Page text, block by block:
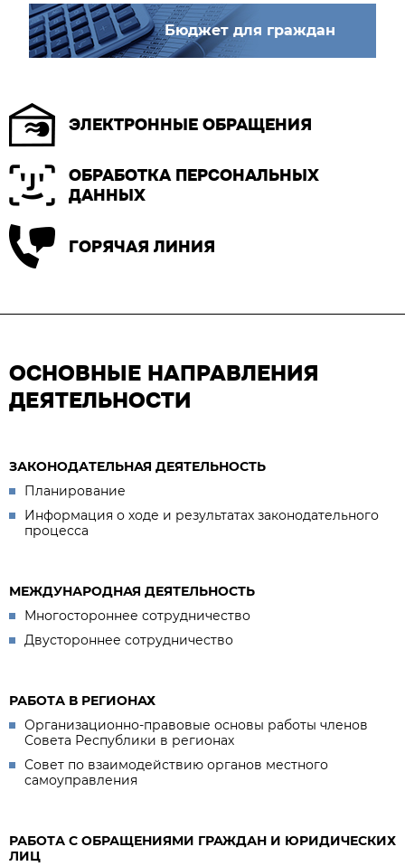
Бюджет для граждан
ЭЛЕКТРОННЫЕ ОБРАЩЕНИЯ
ОБРАБОТКА ПЕРСОНАЛЬНЫХ
ДАННЫХ
ГОРЯЧАЯ ЛИНИЯ
ОСНОВНЫЕ НАПРАВЛЕНИЯ
ДЕЯТЕЛЬНОСТИ
ЗАКОНОДАТЕЛЬНАЯ ДЕЯТЕЛЬНОСТЬ
Планирование
Информация о ходе и результатах законодательного
процесса
МЕЖДУНАРОДНАЯ ДЕЯТЕЛЬНОСТЬ
Многостороннее сотрудничество
Двустороннее сотрудничество
РАБОТА В РЕГИОНАХ
Организационно-правовые основы работы членов
Совета Республики в регионах
Совет по взаимодействию органов местного
самоуправления
РАБОТА С ОБРАЩЕНИЯМИ ГРАЖДАН И ЮРИДИЧЕСКИХ
ЛИЦ